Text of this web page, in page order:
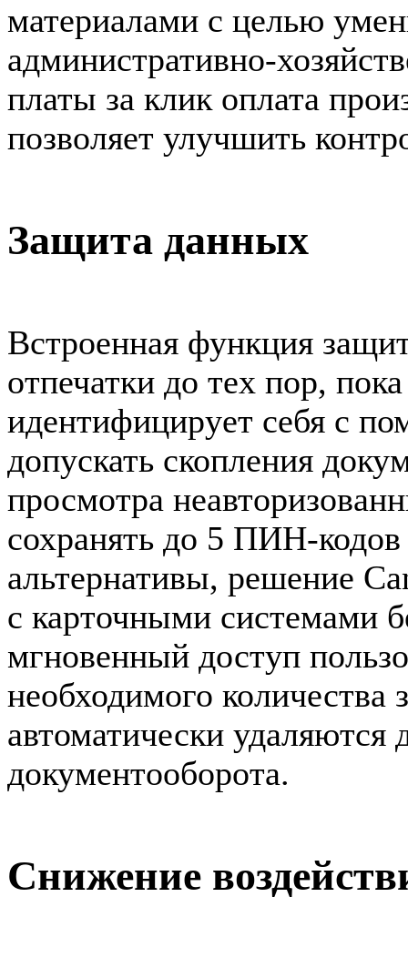
материалами с целью
административно-
платы за клик оплата
позволяет улучшить
Защита данных
Встроенная функция
отпечатки до тех пор,
идентифицирует себя с
допускать скопления
просмотра
сохранять до 5 ПИН-кодов
альтернативы, решение
с карточными системами
мгновенный доступ
необходимого количества
автоматически удаляются
документооборота.
Снижение